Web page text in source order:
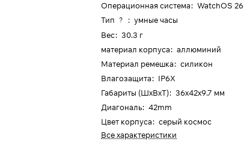
Операционная система: WatchOS 26
Тип ? : умные часы
Вес: 30.3 г
материал корпуса: аллюминий
Материал ремешка: силикон
Влагозащита: IP6X
Габариты (ШхВхТ): 36x42x9.7 мм
Диагональ: 42mm
Цвет корпуса: cерый космос
Все характеристики